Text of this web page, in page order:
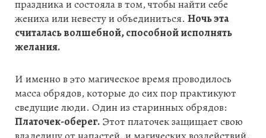
праздника и состояла в том, чтобы найти себе
жениха или невесту и объединиться. Ночь эта
считалась волшебной, способной исполнять
желания.
И именно в это магическое время проводилось
масса обрядов, которые до сих пор практикуют
сведущие люди. Один из старинных обрядов:
Платочек-оберег. Этот платочек защищает свою